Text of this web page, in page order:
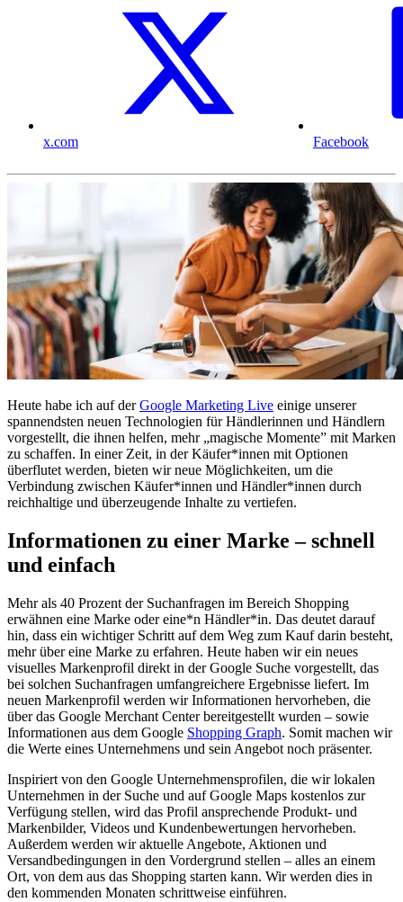
x.com Facebook
Heute habe ich auf derGoogle Marketing Live einige unserer
spannendsten neuen Technologien für Händlerinnen und Händlern
vorgestellt, die ihnen helfen, mehr „magische Momente” mit Marken
zu schaffen. In einer Zeit, in der Käufer*innen mit Optionen
überflutet werden, bieten wir neue Möglichkeiten, um die
Verbindung zwischen Käufer*innen und Händler*innen durch
reichhaltige und überzeugende Inhalte zu vertiefen.
Informationen zu einer Marke – schnell
und einfach
Mehr als 40 Prozent der Suchanfragen im Bereich Shopping
erwähnen eine Marke oder eine*n Händler*in. Das deutet darauf
hin, dass ein wichtiger Schritt auf dem Weg zum Kauf darin besteht,
mehr über eine Marke zu erfahren. Heute haben wir ein neues
visuelles Markenprofil direkt in der Google Suche vorgestellt, das
bei solchen Suchanfragen umfangreichere Ergebnisse liefert. Im
neuen Markenprofil werden wir Informationen hervorheben, die
über das Google Merchant Center bereitgestellt wurden – sowie
Informationen aus dem Google Shopping Graph. Somit machen wir
die Werte eines Unternehmens und sein Angebot noch präsenter.
Inspiriert von den Google Unternehmensprofilen, die wir lokalen
Unternehmen in der Suche und auf Google Maps kostenlos zur
Verfügung stellen, wird das Profil ansprechende Produkt- und
Markenbilder, Videos und Kundenbewertungen hervorheben.
Außerdem werden wir aktuelle Angebote, Aktionen und
Versandbedingungen in den Vordergrund stellen – alles an einem
Ort, von dem aus das Shopping starten kann. Wir werden dies in
den kommenden Monaten schrittweise einführen.